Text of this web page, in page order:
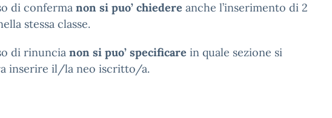
di conferma non si puo’ chiedere anche l’inserimento di 2
stessa classe.
di rinuncia non si puo’ specificare in quale sezione si
inserire il/la neo iscritto/a.